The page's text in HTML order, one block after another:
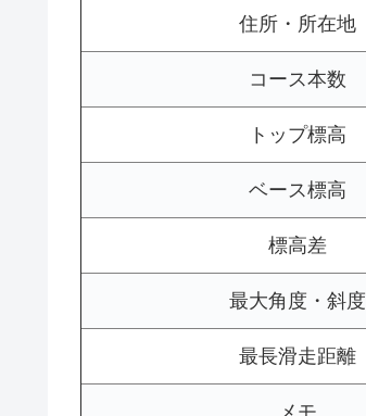
住所・所在地
コース本数
トップ標高
ベース標高
標高差
最大角度・斜度
最長滑走距離